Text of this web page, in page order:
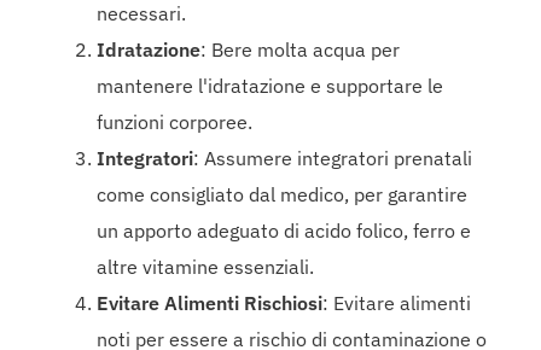
necessari.
Idratazione: Bere molta acqua per
mantenere l'idratazione e supportare le
funzioni corporee.
Integratori: Assumere integratori prenatali
come consigliato dal medico, per garantire
un apporto adeguato di acido folico, ferro e
altre vitamine essenziali.
Evitare Alimenti Rischiosi: Evitare alimenti
noti per essere a rischio di contaminazione o